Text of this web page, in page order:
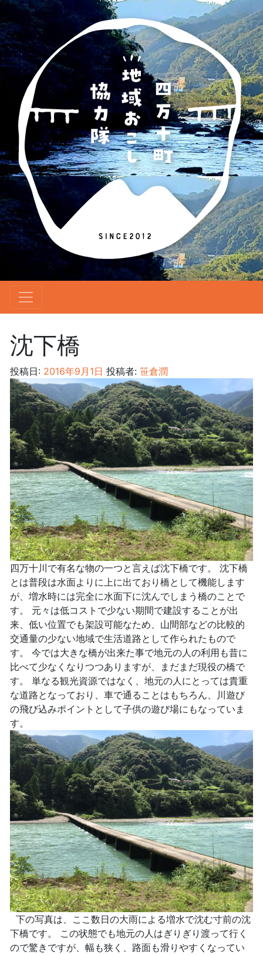
沈下橋
投稿日: 2016年9月1日 投稿者: 笹倉潤
四万十川で有名な物の一つと言えば沈下橋です。 沈下橋
とは普段は水面よりに上に出ており橋として機能します
が、増水時には完全に水面下に沈んでしまう橋のことで
す。 元々は低コストで少ない期間で建設することが出
来、低い位置でも架設可能なため、山間部などの比較的
交通量の少ない地域で生活道路として作られたもので
す。 今では大きな橋が出来た事で地元の人の利用も昔に
比べて少なくなりつつありますが、まだまだ現役の橋で
す。 単なる観光資源ではなく、地元の人にとっては貴重
な道路となっており、車で通ることはもちろん、川遊び
の飛び込みポイントとして子供の遊び場にもなっていま
す。
下の写真は、ここ数日の大雨による増水で沈む寸前の沈
下橋です。 この状態でも地元の人はぎりぎり渡って行く
ので驚きですが、幅も狭く、路面も滑りやすくなってい